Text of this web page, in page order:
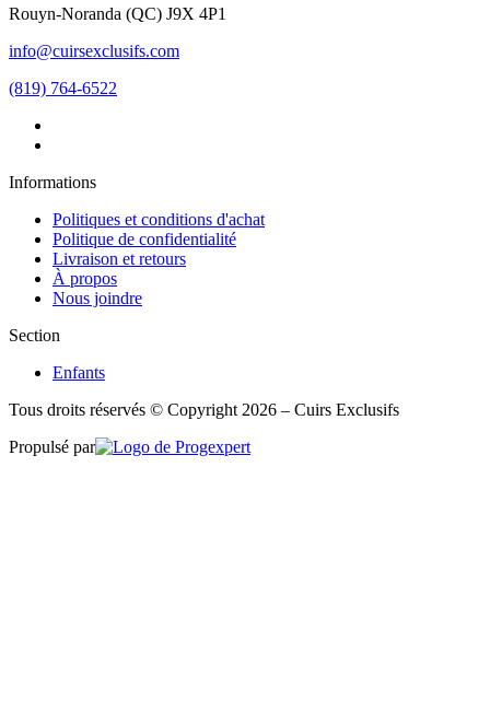
Rouyn-Noranda (QC) J9X 4P1
info@cuirsexclusifs.com
(819) 764-6522
Informations
Politiques et conditions d'achat
Politique de confidentialité
Livraison et retours
À propos
Nous joindre
Section
Enfants
Tous droits réservés © Copyright 2026 – Cuirs Exclusifs
Propulsé par